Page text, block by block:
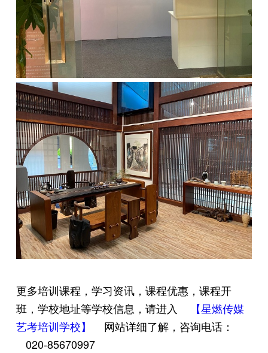
更多培训课程，学习资讯，课程优惠，课程开
班，学校地址等学校信息，请进入
【星燃传媒
艺考培训学校】
网站详细了解，咨询电话：
020-85670997